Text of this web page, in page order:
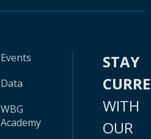
Events
Data
WBG
Academy
STAY
WITH
OUR